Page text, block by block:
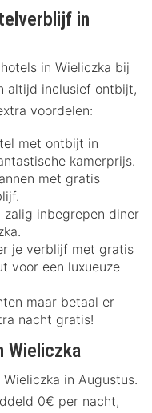
in
in Wieliczka bij
altijd inclusief ontbijt,
voordelen:
met ontbijt in
kamerprijs.
met gratis
zalig inbegrepen diner
je verblijf met gratis
voor een luxueuze
maar betaal er
nacht gratis!
Wieliczka
in Augustus.
0€ per nacht,